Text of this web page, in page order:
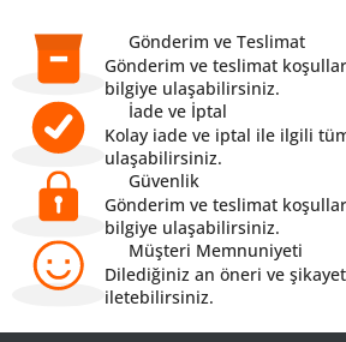
Gönderim ve Teslimat
Gönderim ve teslimat
bilgiye ulaşabilirsiniz.
İade ve İptal
Kolay iade ve iptal ile ilgili
ulaşabilirsiniz.
Güvenlik
Gönderim ve teslimat
bilgiye ulaşabilirsiniz.
Müşteri Memnuniyeti
Dilediğiniz an öneri ve
iletebilirsiniz.